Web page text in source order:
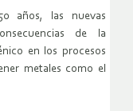
años, las nuevas
de la
en los procesos
metales como el